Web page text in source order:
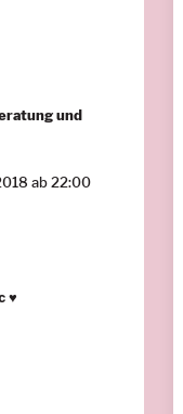
und
ab 22:00
♥